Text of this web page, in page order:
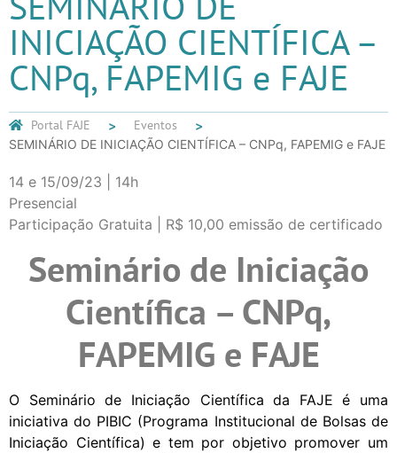
INICIAÇÃO CIENTÍFICA –
CNPq, FAPEMIG e FAJE
Portal FAJE Eventos
SEMINÁRIO DE INICIAÇÃO CIENTÍFICA – CNPq, FAPEMIG e FAJE
14 e 15/09/23 | 14h
Presencial
Participação Gratuita | R$ 10,00 emissão de certificado
Seminário de Iniciação
Científica – CNPq,
FAPEMIG e FAJE
O Seminário de Iniciação Científica da FAJE é uma
iniciativa do PIBIC (Programa Institucional de Bolsas de
Iniciação Científica) e tem por objetivo promover um